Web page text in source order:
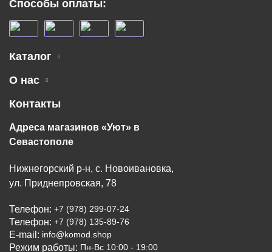
Способы оплаты:
Каталог
О нас
Контакты
Адреса магазинов «Уют» в
Севастополе
Нижнегорский р-н, с. Новоивановка,
ул. Приднепровская, 78
Телефон: +7 (978) 299-07-24
Телефон: +7 (978) 135-89-76
E-mail: info@komod.shop
Режим работы: Пн-Вс 10:00 - 19:00